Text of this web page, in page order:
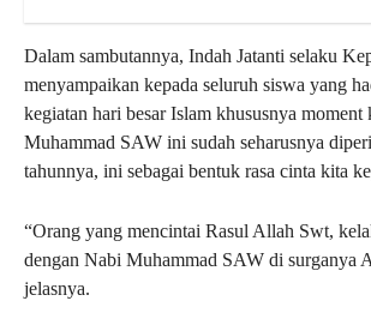
Dalam sambutannya, Indah Jatanti selaku
menyampaikan kepada seluruh siswa yang
kegiatan hari besar Islam khususnya moment
Muhammad SAW ini sudah seharusnya
tahunnya, ini sebagai bentuk rasa cinta kita
“Orang yang mencintai Rasul Allah Swt,
dengan Nabi Muhammad SAW di surganya
jelasnya.